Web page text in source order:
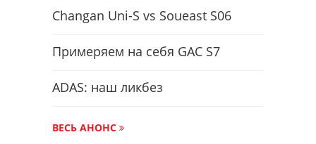
Changan Uni-S vs Soueast S06
Примеряем на себя GAC S7
ADAS: наш ликбез
ВЕСЬ АНОНС